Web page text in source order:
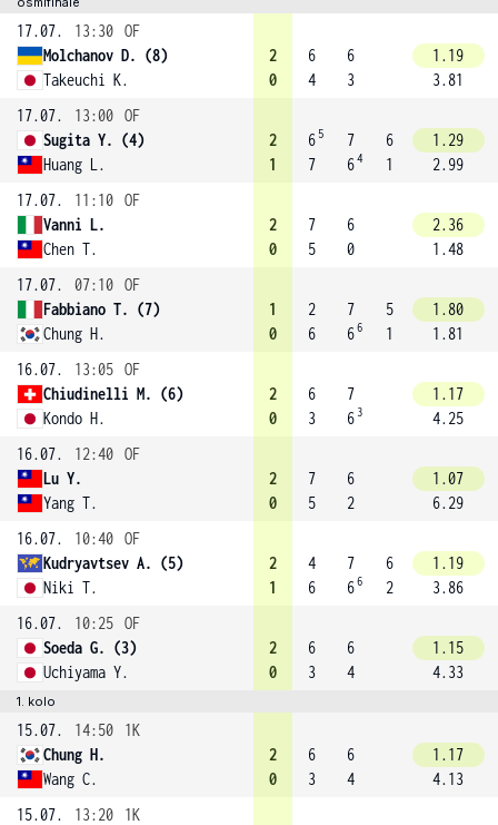
17.07. 13:30 OF
Molchanov D. (8)
Takeuchi K.
2
0
6
4
6
3
1.19
3.81
17.07.
13:00 OF
Sugita Y. (4)
Huang L.
2
1
6 5
7
7
64
6
1
1.29
2.99
17.07.
11:10 OF
Vanni L.
Chen T.
2
0
7
5
6
0
2.36
1.48
17.07.
07:10 OF
Fabbiano T. (7)
Chung H.
1
0
2
6
7
66
5
1
1.80
1.81
16.07.
13:05 OF
Chiudinelli M. (6)
Kondo H.
2
0
6
3
7
6 3
1.17
4.25
16.07.
12:40 OF
Lu Y.
Yang T.
2
0
7
5
6
2
1.07
6.29
16.07.
10:40 OF
Kudryavtsev A. (5)
Niki T.
2
1
4
6
7
66
6
2
1.19
3.86
16.07.
10:25 OF
Soeda G. (3)
Uchiyama Y.
2
0
6
3
6
4
1.15
4.33
1. kolo
15.07. 14:50
1K
Chung H.
Wang C.
2
0
6
3
6
4
1.17
4.13
15.07.
13:20
1K